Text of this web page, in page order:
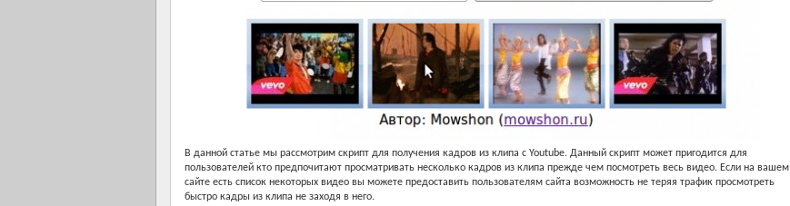
В данной статье мы рассмотрим скрипт для получения кадров из клипа с Youtube. Данный скрипт может пригодится для
пользователей кто предпочитают просматривать несколько кадров из клипа прежде чем посмотреть весь видео. Если на вашем
сайте есть список некоторых видео вы можете предоставить пользователям сайта возможность не теряя трафик просмотреть
быстро кадры из клипа не заходя в него.